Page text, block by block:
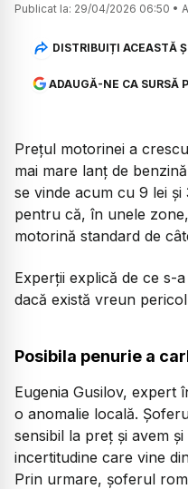
Publicat la: 29/04/2026 06:50 •
DISTRIBUIȚI ACEASTĂ
ADAUGĂ-NE CA SURSĂ
Prețul motorinei a
mai mare lanț de
se vinde acum cu 9 lei și
pentru că, în unele
motorină standard de
Experții explică de ce s-
dacă există vreun
Posibila penurie a
Eugenia Gusilov, expert
o anomalie locală.
sensibil la preț și avem
incertitudine care vine
Prin urmare, șoferul